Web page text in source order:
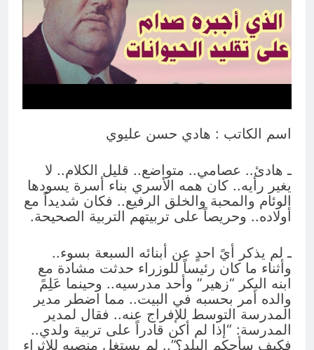
12 ساعة Ago
الحشود السورية على الحدود العراقية:
لماذا الآن؟ وهل العراق هو المقصود في
هذه التحركات؟
12 ساعة Ago
اسم الكاتب : هادي حسن عليوي
ـ هادئ.. عصامي.. متواضع.. قليل الكلام.. لا
يغير رأيه.. كان همه الأسري بناء أسرة يسودها
الوئام والمحبة والخلق الرفيع.. فكان شديداً مع
أولاده.. وحريصاً على تربيتهم التربية الصحيحة.
ـ لم يذكر أيً احدٍ عن أبنائه السبعة بسوء..
وأثناء ما كان رئيساً للوزراء حدثت مشادة مع
ابنه البكر “زهير” وأحد مدرسيه.. وحينما عَلِمً
والده أمر بحسبه في البيت.. مما اضطر مدير
المدرسة التوسط للإفراج عنه.. فقال لمدير
المدرسة: “إذا لم أكن قادراً على تربية ولدي..
فكيف سأحكم البلد؟”.. لم يستغل منصبه للإثراء